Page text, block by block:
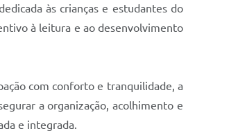
às crianças e estudantes do
à leitura e ao desenvolvimento
com conforto e tranquilidade, a
a organização, acolhimento e
e integrada.